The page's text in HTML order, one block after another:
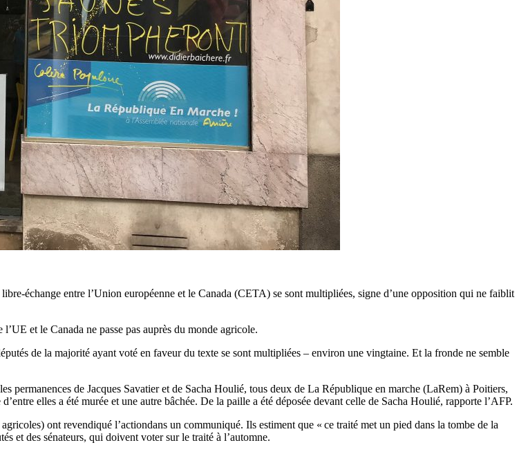
échange entre l’Union européenne et le Canada (CETA) se sont multipliées, signe d’une opposition qui ne faiblit
et le Canada ne passe pas auprès du monde agricole.
de la majorité ayant voté en faveur du texte se sont multipliées – environ une vingtaine. Et la fronde ne semble
permanences de Jacques Savatier et de Sacha Houlié, tous deux de La République en marche (LaRem) à Poitiers,
elles a été murée et une autre bâchée. De la paille a été déposée devant celle de Sacha Houlié, rapporte l’AFP.
ont revendiqué l’actiondans un communiqué. Ils estiment que « ce traité met un pied dans la tombe de la
et des sénateurs, qui doivent voter sur le traité à l’automne.